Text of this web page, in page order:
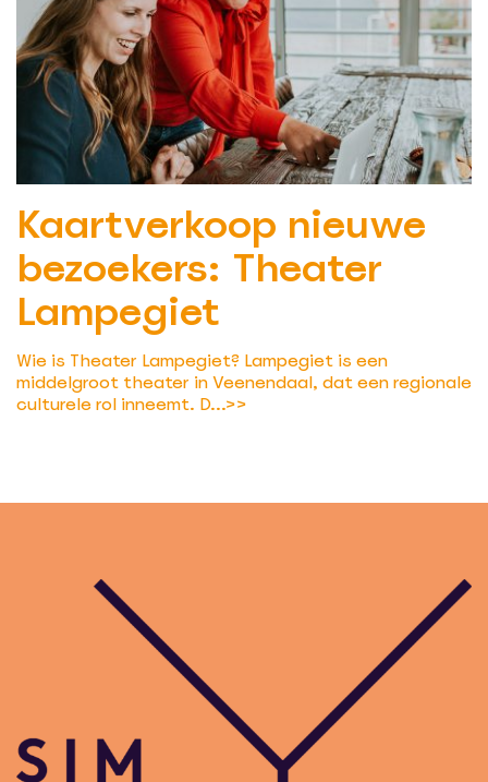
Kaartverkoop nieuwe
bezoekers: Theater
Lampegiet
Wie is Theater Lampegiet? Lampegiet is een
middelgroot theater in Veenendaal, dat een regionale
culturele rol inneemt. D...>>